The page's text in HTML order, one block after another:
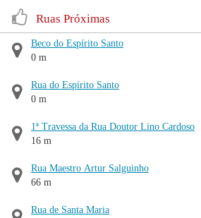
Ruas Próximas
Beco do Espírito Santo
0 m
Rua do Espírito Santo
0 m
1ª Travessa da Rua Doutor Lino Cardoso
16 m
Rua Maestro Artur Salguinho
66 m
Rua de Santa Maria